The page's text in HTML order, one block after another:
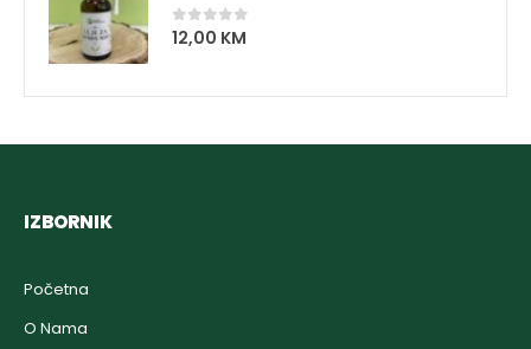
0out of 5
12,00 KM
IZBORNIK
Početna
O Nama